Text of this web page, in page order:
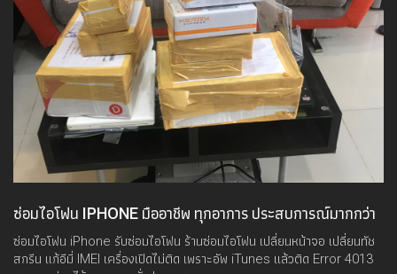
ซ่อมไอโฟน IPHONE มืออาชีพ ทุกอาการ ประสบการณ์มากกว่า
10 ปี
ซ่อมไอโฟน iPhone รับซ่อมไอโฟน ร้านซ่อมไอโฟน เปลี่ยนหน้าจอ เปลี่ยนทัช
สกรีน แก้อีมี่ IMEI เครื่องเปิดไม่ติด เพราะอัพ iTunes แล้วติด Error 4013